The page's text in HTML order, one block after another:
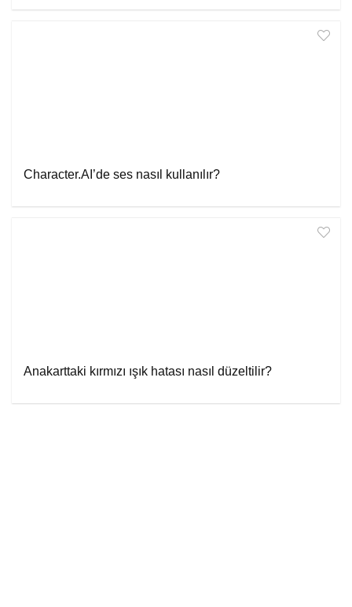
Character.AI’de ses nasıl kullanılır?
Anakarttaki kırmızı ışık hatası nasıl düzeltilir?